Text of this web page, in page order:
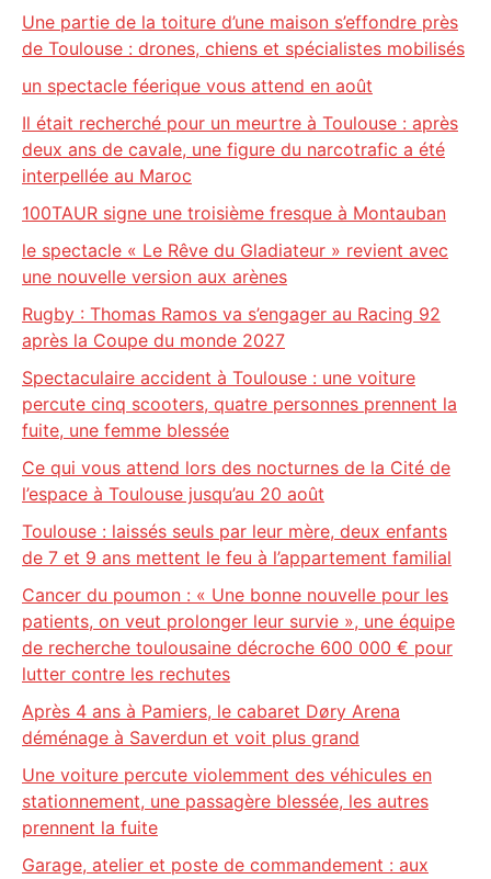
Une partie de la toiture d’une maison s’effondre près
de Toulouse : drones, chiens et spécialistes mobilisés
un spectacle féerique vous attend en août
Il était recherché pour un meurtre à Toulouse : après
deux ans de cavale, une figure du narcotrafic a été
interpellée au Maroc
100TAUR signe une troisième fresque à Montauban
le spectacle « Le Rêve du Gladiateur » revient avec
une nouvelle version aux arènes
Rugby : Thomas Ramos va s’engager au Racing 92
après la Coupe du monde 2027
Spectaculaire accident à Toulouse : une voiture
percute cinq scooters, quatre personnes prennent la
fuite, une femme blessée
Ce qui vous attend lors des nocturnes de la Cité de
l’espace à Toulouse jusqu’au 20 août
Toulouse : laissés seuls par leur mère, deux enfants
de 7 et 9 ans mettent le feu à l’appartement familial
Cancer du poumon : « Une bonne nouvelle pour les
patients, on veut prolonger leur survie », une équipe
de recherche toulousaine décroche 600 000 € pour
lutter contre les rechutes
Après 4 ans à Pamiers, le cabaret Døry Arena
déménage à Saverdun et voit plus grand
Une voiture percute violemment des véhicules en
stationnement, une passagère blessée, les autres
prennent la fuite
Garage, atelier et poste de commandement : aux